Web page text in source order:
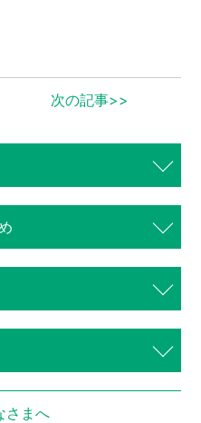
次の記事>>
さまへ